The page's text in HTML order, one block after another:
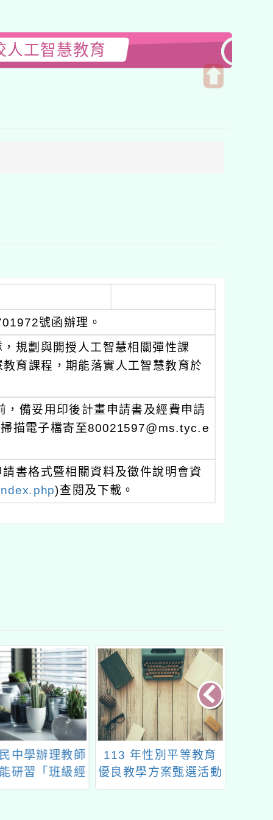
人工智慧教育
號函辦理。
規劃與開授人工智慧相關彈性課
育課程，期能落實人工智慧教育於
備妥用印後計畫申請書及經費申請
描電子檔寄至80021597@ms.tyc.e
書格式暨相關資料及徵件說明會資
)查閱及下載。
中學辦理教師
研習「班級經
力管理延 伸活
113 年性別平等教育
優良教學方案甄選活動
實施計畫